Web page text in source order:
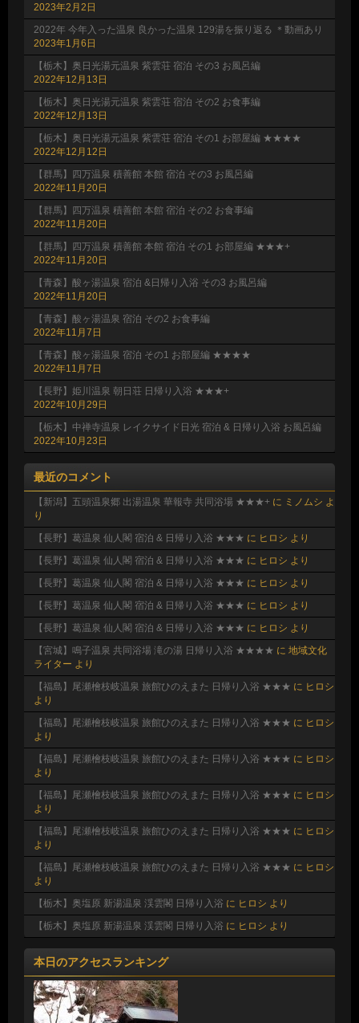
2023年2月2日
2022年 今年入った温泉 良かった温泉 129湯を振り返る ＊動画あり
2023年1月6日
【栃木】奥日光湯元温泉 紫雲荘 宿泊 その3 お風呂編
2022年12月13日
【栃木】奥日光湯元温泉 紫雲荘 宿泊 その2 お食事編
2022年12月13日
【栃木】奥日光湯元温泉 紫雲荘 宿泊 その1 お部屋編 ★★★★
2022年12月12日
【群馬】四万温泉 積善館 本館 宿泊 その3 お風呂編
2022年11月20日
【群馬】四万温泉 積善館 本館 宿泊 その2 お食事編
2022年11月20日
【群馬】四万温泉 積善館 本館 宿泊 その1 お部屋編 ★★★+
2022年11月20日
【青森】酸ヶ湯温泉 宿泊 &日帰り入浴 その3 お風呂編
2022年11月20日
【青森】酸ヶ湯温泉 宿泊 その2 お食事編
2022年11月7日
【青森】酸ヶ湯温泉 宿泊 その1 お部屋編 ★★★★
2022年11月7日
【長野】姫川温泉 朝日荘 日帰り入浴 ★★★+
2022年10月29日
【栃木】中禅寺温泉 レイクサイド日光 宿泊 & 日帰り入浴 お風呂編
2022年10月23日
最近のコメント
【新潟】五頭温泉郷 出湯温泉 華報寺 共同浴場 ★★★+ に ミノムシ よ
り
【長野】葛温泉 仙人閣 宿泊 & 日帰り入浴 ★★★ に ヒロシ より
【長野】葛温泉 仙人閣 宿泊 & 日帰り入浴 ★★★ に ヒロシ より
【長野】葛温泉 仙人閣 宿泊 & 日帰り入浴 ★★★ に ヒロシ より
【長野】葛温泉 仙人閣 宿泊 & 日帰り入浴 ★★★ に ヒロシ より
【長野】葛温泉 仙人閣 宿泊 & 日帰り入浴 ★★★ に ヒロシ より
【宮城】鳴子温泉 共同浴場 滝の湯 日帰り入浴 ★★★★ に 地域文化
ライター より
【福島】尾瀬檜枝岐温泉 旅館ひのえまた 日帰り入浴 ★★★ に ヒロシ
より
【福島】尾瀬檜枝岐温泉 旅館ひのえまた 日帰り入浴 ★★★ に ヒロシ
より
【福島】尾瀬檜枝岐温泉 旅館ひのえまた 日帰り入浴 ★★★ に ヒロシ
より
【福島】尾瀬檜枝岐温泉 旅館ひのえまた 日帰り入浴 ★★★ に ヒロシ
より
【福島】尾瀬檜枝岐温泉 旅館ひのえまた 日帰り入浴 ★★★ に ヒロシ
より
【福島】尾瀬檜枝岐温泉 旅館ひのえまた 日帰り入浴 ★★★ に ヒロシ
より
【栃木】奥塩原 新湯温泉 渓雲閣 日帰り入浴 に ヒロシ より
【栃木】奥塩原 新湯温泉 渓雲閣 日帰り入浴 に ヒロシ より
本日のアクセスランキング